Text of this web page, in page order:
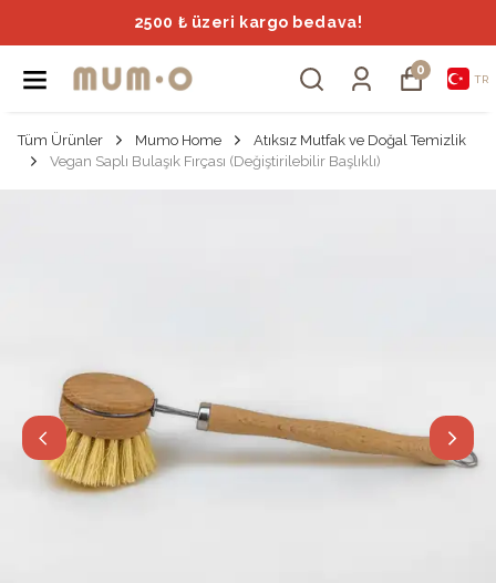
2500 ₺ üzeri kargo bedava!
0
TR
Tüm Ürünler Mumo Home
Atıksız Mutfak ve Doğal Temizlik
Vegan Saplı Bulaşık Fırçası (Değiştirilebilir Başlıklı)